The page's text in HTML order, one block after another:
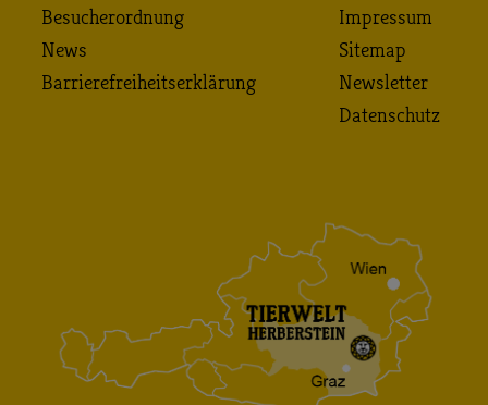
Besucherordnung
News
Barrierefreiheitserklärung
Impressum
Sitemap
Newsletter
Datenschutz